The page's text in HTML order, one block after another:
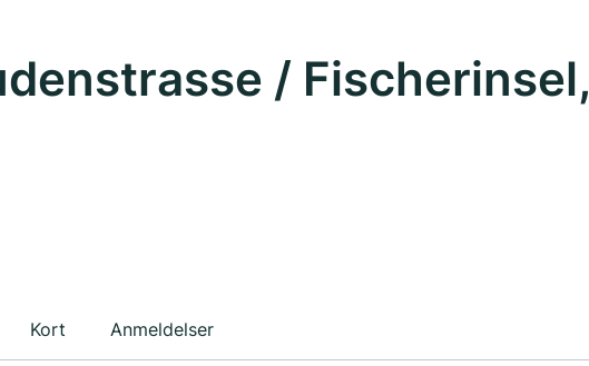
/ Fischerinsel,
Kort Anmeldelser